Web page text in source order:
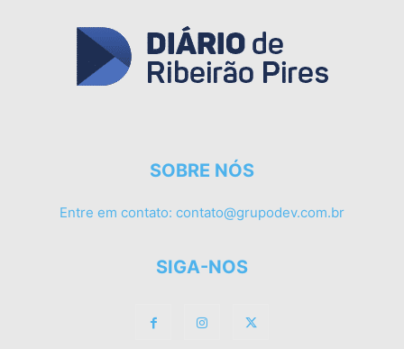
SOBRE NÓS
Entre em contato: contato@grupodev.com.br
SIGA-NOS